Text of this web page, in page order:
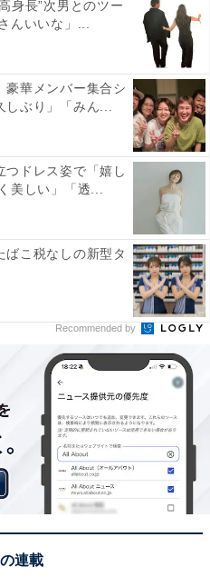
身長”次男とのツー
んいいな」...
豪華メンバー集合シ
しぶり」「みん...
つドレス姿で「嬉し
美しい」「透...
ばこ税なしの新型タ
Recommended by
連載